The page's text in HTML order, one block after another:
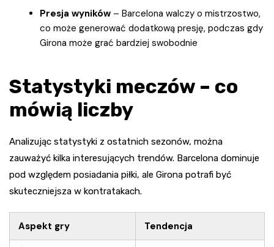
Presja wyników – Barcelona walczy o mistrzostwo,
co może generować dodatkową presję, podczas gdy
Girona może grać bardziej swobodnie
Statystyki meczów – co
mówią liczby
Analizując statystyki z ostatnich sezonów, można
zauważyć kilka interesujących trendów. Barcelona dominuje
pod względem posiadania piłki, ale Girona potrafi być
skuteczniejsza w kontratakach.
Aspekt gry Tendencja